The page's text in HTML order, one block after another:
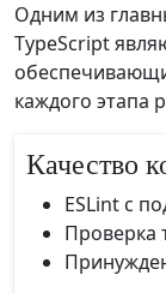
Одним из
TypeScript
каждого этапа
Качество
ESLint с
Проверка